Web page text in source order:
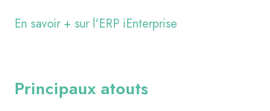
En savoir + sur l'ERP iEnterprise
Principaux atouts